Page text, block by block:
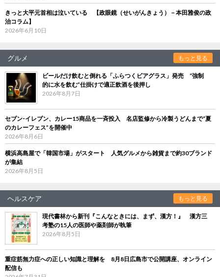
きっと大平元首相は泣いている 【政眼鏡（せいがんきょう）－本田雅俊の政
治コラム】
2026年6月10日
グルメ もっと見る
ビールだけ飲むと倒れる「ふらつくビアグラス」発売 “強制
的に水を飲む”仕掛けで適正飲酒を後押し
2026年8月7日
セブン‐イレブン、カレー15商品を一斉投入 名店監修から冷製うどんまで“夏
のカレーフェス”を開催中
2026年8月6日
横浜高島屋で「韓国市場」がスタート 人気グルメから雑貨まで約30ブランド
が集結
2026年8月5日
ヘルスケア もっと見る
現代書林から新刊『こんなときには、まず、漢方！』 漢方三
考塾の15人の医師や薬剤師が執筆
2026年8月5日
重症筋無力症への正しい知識と理解を 8月8日広島市で公開講座、オンライン
配信も